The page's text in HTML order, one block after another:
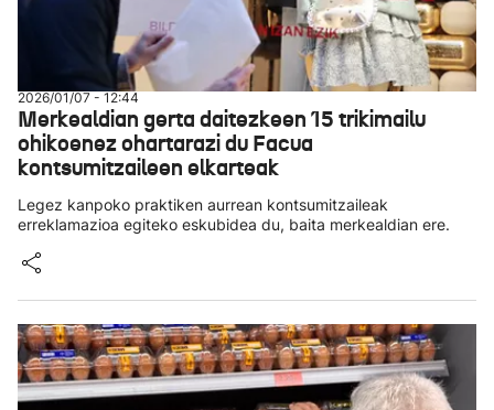
2026/01/07 - 12:44
Merkealdian gerta daitezkeen 15 trikimailu
ohikoenez ohartarazi du Facua
kontsumitzaileen elkarteak
Legez kanpoko praktiken aurrean kontsumitzaileak
erreklamazioa egiteko eskubidea du, baita merkealdian ere.